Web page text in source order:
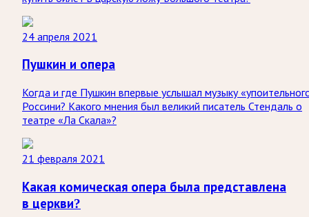
24 апреля 2021
Пушкин и опера
Когда и где Пушкин впервые услышал музыку
Россини? Какого мнения был великий писатель Стендаль о
театре «Ла Скала»?
21 февраля 2021
Какая комическая опера была представлена
в церкви?